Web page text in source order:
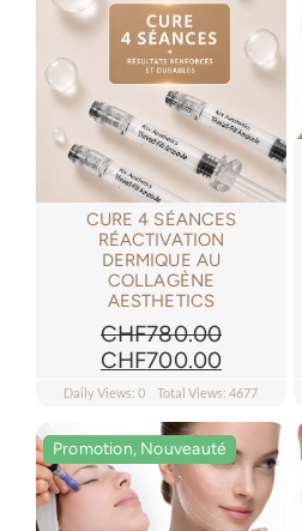
CURE 4 SÉANCES
RÉACTIVATION
DERMIQUE AU
COLLAGÈNE
AESTHETICS
CHF780.00
Le
prix
était :
CHF780.00.
CHF700.00Le
prix
est :
Daily Views: 0 Total Views: 4677
Promotion, Nouveauté
Promotion, Nouveauté